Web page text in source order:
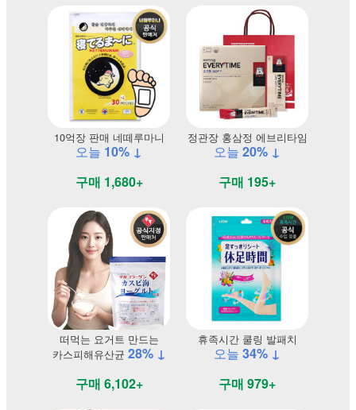
10억장 판매 네떼루마니
오늘 10% ↓
구매 1,680+
정관장 홍삼정 에브리타임
오늘 20% ↓
구매 195+
떠먹는 요거트 만드는
카스피해유산균 28% ↓
구매 6,102+
휴족시간 쿨링 발패치
오늘 34% ↓
구매 979+